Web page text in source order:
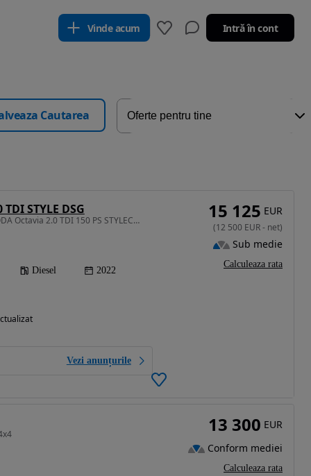
Vinde acum Intră în cont
Cautarea
STYLE DSG
1968 cm3 • 150 CP • SKODA Octavia 2.0 TDI 150 PS STYLECOMBI DSG/Camera/Istoric Complet
Diesel 2022
Vezi anunțurile
15 125 EUR
(12 500 EUR- net)
Sub medie
Calculeaza rata
13 300 EUR
Conform mediei
Calculeaza rata